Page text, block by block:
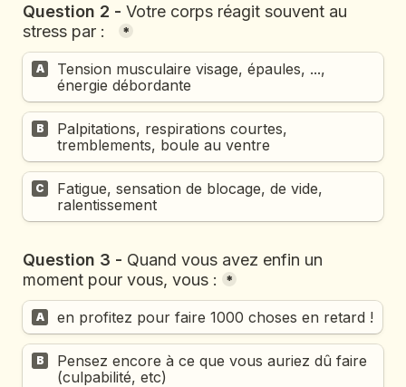
Question 2 - Votre corps réagit souvent au
stress par :
*
A
Tension musculaire visage, épaules, ...,
énergie débordante
B
Palpitations, respirations courtes,
tremblements, boule au ventre
C
Fatigue, sensation de blocage, de vide,
ralentissement
Question 3 - Quand vous avez enfin un
moment pour vous, vous :
*
A en profitez pour faire 1000 choses en retard !
B
Pensez encore à ce que vous auriez dû faire
(culpabilité, etc)